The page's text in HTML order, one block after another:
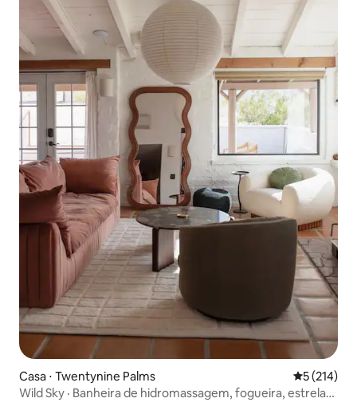
Casa ⋅ Twentynine Palms 5 de uma
5 (214)
Wild Sky · Banheira de hidromassagem, fogueira, estrelas,